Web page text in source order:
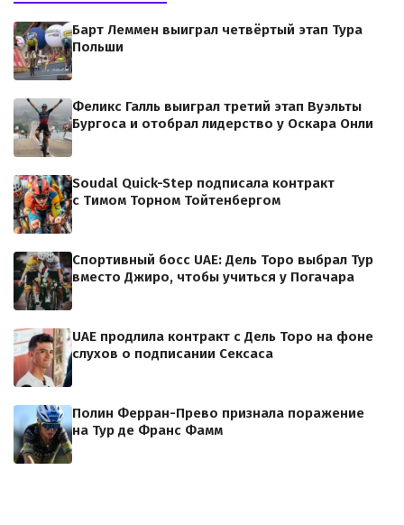
Барт Леммен выиграл четвёртый этап Тура
Польши
Феликс Галль выиграл третий этап Вуэльты
Бургоса и отобрал лидерство у Оскара Онли
Soudal Quick-Step подписала контракт
с Тимом Торном Тойтенбергом
Спортивный босс UAE: Дель Торо выбрал Тур
вместо Джиро, чтобы учиться у Погачара
UAE продлила контракт с Дель Торо на фоне
слухов о подписании Сексаса
Полин Ферран-Прево признала поражение
на Тур де Франс Фамм